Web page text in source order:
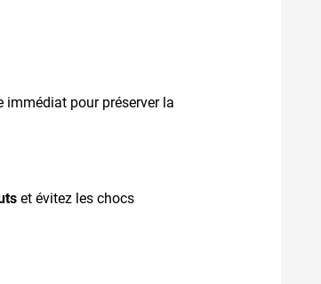
immédiat pour préserver la
et évitez les chocs